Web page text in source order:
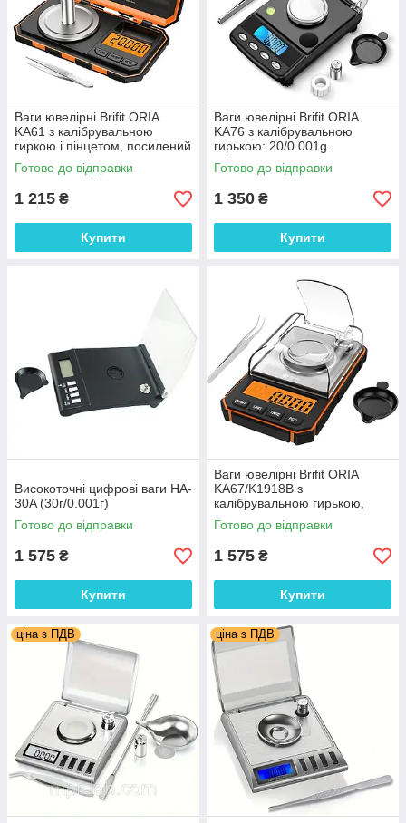
Ваги ювелірні Brifit ORIA
KA61 з калібрувальною
гиркою і пінцетом, посилений
корпус, діапазон 20/0.001г.
Німеччина-Китай
Готово до відправки
1 215 ₴
Купити
Ваги ювелірні Brifit ORIA
KA76 з калібрувальною
гирькою: 20/0.001g.
Німеччина-Китай
Готово до відправки
1 350 ₴
Купити
Високоточні цифрові ваги HA-
30A (30г/0.001г)
Готово до відправки
1 575 ₴
Купити
Ваги ювелірні Brifit ORIA
KA67/K1918B з
калібрувальною гирькою,
посилений корпус: 50/0.001
g. Німеччина-Китай
Готово до відправки
1 575 ₴
Купити
ціна з ПДВ ціна з ПДВ